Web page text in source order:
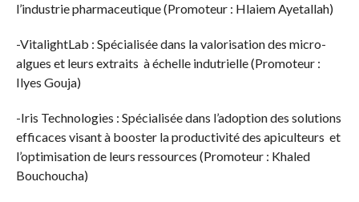
l’industrie pharmaceutique (Promoteur : Hlaiem Ayetallah)
-VitalightLab : Spécialisée dans la valorisation des micro-
algues et leurs extraits à échelle indutrielle (Promoteur :
Ilyes Gouja)
-Iris Technologies : Spécialisée dans l’adoption des solutions
efficaces visant à booster la productivité des apiculteurs et
l’optimisation de leurs ressources (Promoteur : Khaled
Bouchoucha)